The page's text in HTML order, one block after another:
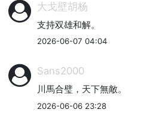
大戈壁胡杨
支持双雄和解。
2026-06-07 04:04
Sans2000
川馬合璧，天下無敵。
2026-06-06 23:28